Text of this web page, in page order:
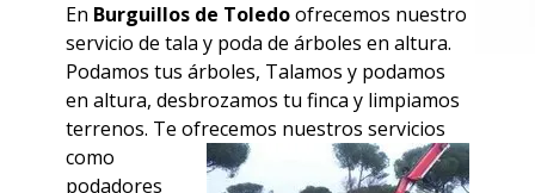
En Burguillos de Toledoofrecemos nuestro
servicio de tala y poda de árboles en altura.
Podamos tus árboles, Talamos y podamos
en altura, desbrozamos tu finca y limpiamos
terrenos. Te ofrecemos nuestros servicios
como
podadores